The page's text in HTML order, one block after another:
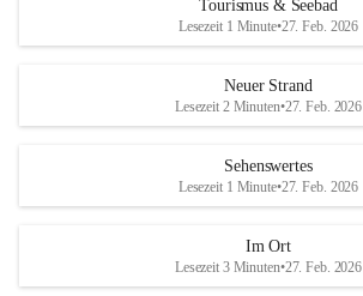
Tourismus & Seebad
Lesezeit 1 Minute•27. Feb. 2026
Neuer Strand
Lesezeit 2 Minuten•27. Feb. 2026
Sehenswertes
Lesezeit 1 Minute•27. Feb. 2026
Im Ort
Lesezeit 3 Minuten•27. Feb. 2026